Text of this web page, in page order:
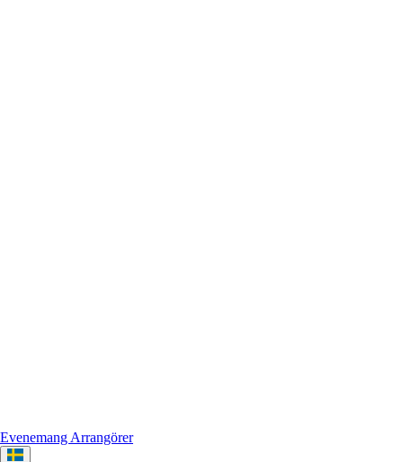
Evenemang Arrangörer